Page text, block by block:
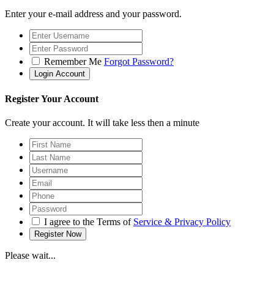
Enter your e-mail address and your password.
Remember Me Forgot Password?
Register Your Account
Create your account. It will take less then a minute
I agree to the Terms of Service & Privacy Policy
Please wait...